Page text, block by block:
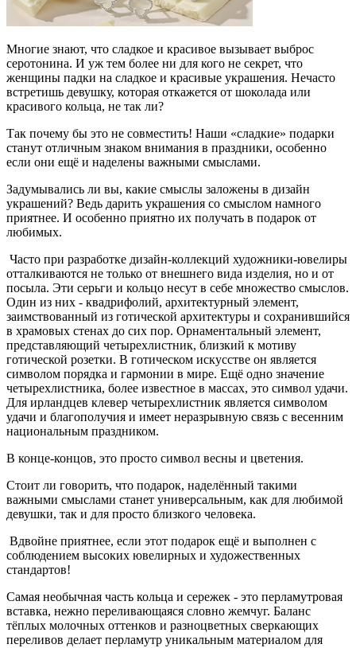
Многие знают, что сладкое и красивое вызывает выброс
серотонина. И уж тем более ни для кого не секрет, что
женщины падки на сладкое и красивые украшения. Нечасто
встретишь девушку, которая откажется от шоколада или
красивого кольца, не так ли?
Так почему бы это не совместить! Наши «сладкие» подарки
станут отличным знаком внимания в праздники, особенно
если они ещё и наделены важными смыслами.
Задумывались ли вы, какие смыслы заложены в дизайн
украшений? Ведь дарить украшения со смыслом намного
приятнее. И особенно приятно их получать в подарок от
любимых.
Часто при разработке дизайн-коллекций художники-ювелиры
отталкиваются не только от внешнего вида изделия, но и от
посыла. Эти серьги и кольцо несут в себе множество смыслов.
Один из них - квадрифолий, архитектурный элемент,
заимствованный из готической архитектуры и сохранившийся
в храмовых стенах до сих пор. Орнаментальный элемент,
представляющий четырехлистник, близкий к мотиву
готической розетки. В готическом искусстве он является
символом порядка и гармонии в мире. Ещё одно значение
четырехлистника, более известное в массах, это символ удачи.
Для ирландцев клевер четырехлистник является символом
удачи и благополучия и имеет неразрывную связь с весенним
национальным праздником.
В конце-концов, это просто символ весны и цветения.
Стоит ли говорить, что подарок, наделённый такими
важными смыслами станет универсальным, как для любимой
девушки, так и для просто близкого человека.
Вдвойне приятнее, если этот подарок ещё и выполнен с
соблюдением высоких ювелирных и художественных
стандартов!
Самая необычная часть кольца и сережек - это перламутровая
вставка, нежно переливающаяся словно жемчуг. Баланс
тёплых молочных оттенков и разноцветных сверкающих
переливов делает перламутр уникальным материалом для